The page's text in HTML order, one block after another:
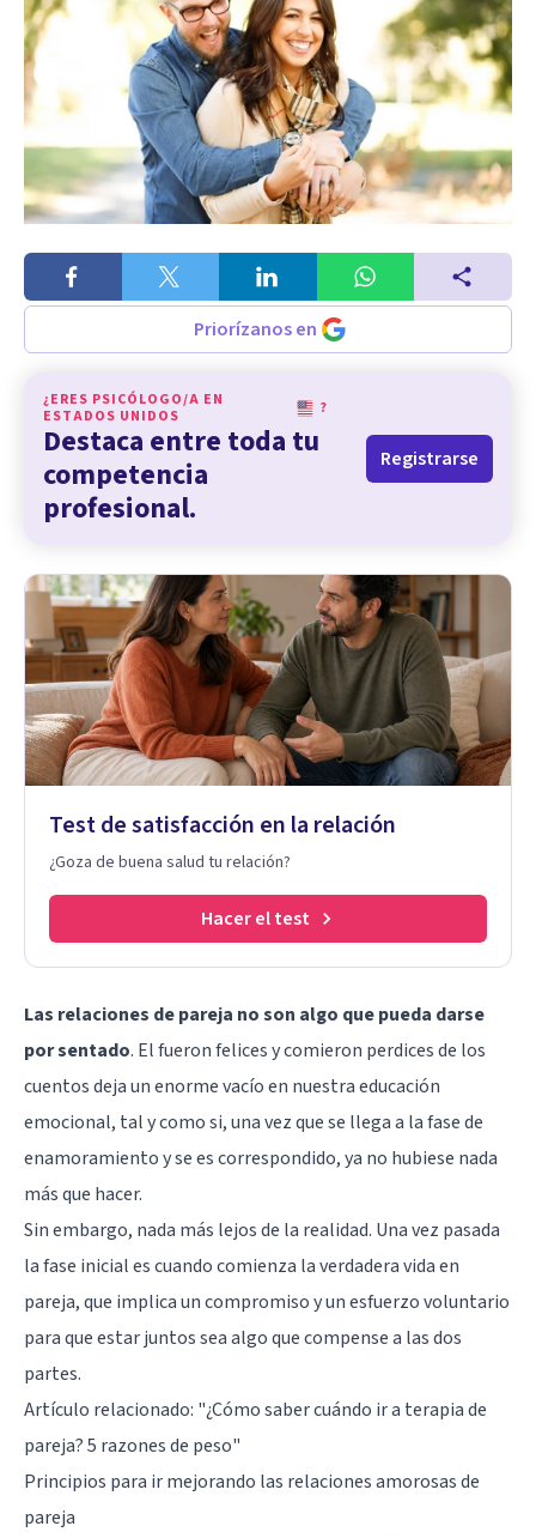
Priorízanos en
¿ERES PSICÓLOGO/A EN
ESTADOS UNIDOS
?
Destaca entre toda tu
competencia
profesional.
Registrarse
Test de satisfacción en la relación
¿Goza de buena salud tu relación?
Hacer el test
Las relaciones de pareja no son algo que pueda darse
por sentado. El fueron felices y comieron perdices de los
cuentos deja un enorme vacío en nuestra educación
emocional, tal y como si, una vez que se llega a la fase de
enamoramiento y se es correspondido, ya no hubiese nada
más que hacer.
Sin embargo, nada más lejos de la realidad. Una vez pasada
la fase inicial es cuando comienza la verdadera vida en
pareja, que implica un compromiso y un esfuerzo voluntario
para que estar juntos sea algo que compense a las dos
partes.
Artículo relacionado: "¿Cómo saber cuándo ir a terapia de
pareja? 5 razones de peso"
Principios para ir mejorando las relaciones amorosas de
pareja